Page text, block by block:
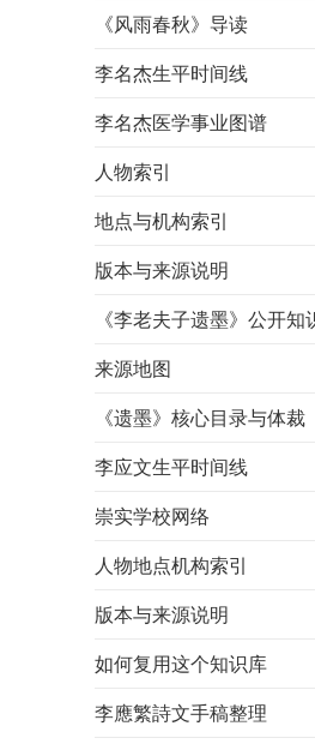
《风雨春秋》导读
李名杰生平时间线
李名杰医学事业图谱
人物索引
地点与机构索引
版本与来源说明
《李老夫子遗墨》公开知
来源地图
《遗墨》核心目录与体裁
李应文生平时间线
崇实学校网络
人物地点机构索引
版本与来源说明
如何复用这个知识库
李應繁詩文手稿整理